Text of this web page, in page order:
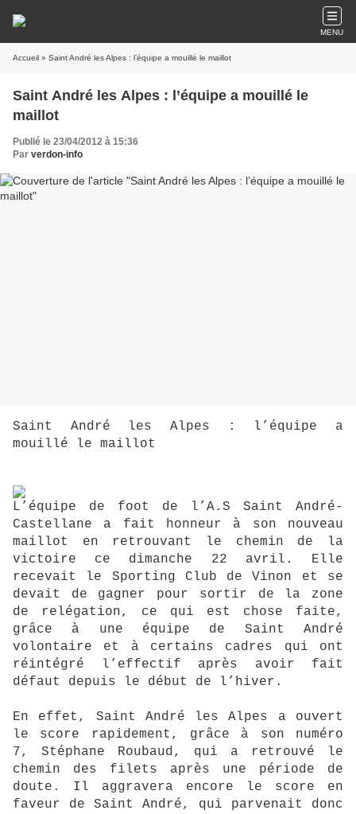
MENU
Accueil » Saint André les Alpes : l’équipe a mouillé le maillot
Saint André les Alpes : l’équipe a mouillé le
maillot
Publié le 23/04/2012 à 15:36
Par verdon-info
Saint André les Alpes : l’équipe a
mouillé le maillot
L’équipe de foot de l’A.S Saint André-
Castellane a fait honneur à son nouveau
maillot en retrouvant le chemin de la
victoire ce dimanche 22 avril. Elle
recevait le Sporting Club de Vinon et se
devait de gagner pour sortir de la zone
de relégation, ce qui est chose faite,
grâce à une équipe de Saint André
volontaire et à certains cadres qui ont
réintégré l’effectif après avoir fait
défaut depuis le début de l’hiver.
En effet, Saint André les Alpes a ouvert
le score rapidement, grâce à son numéro
7, Stéphane Roubaud, qui a retrouvé le
chemin des filets après une période de
doute. Il aggravera encore le score en
faveur de Saint André, qui parvenait donc